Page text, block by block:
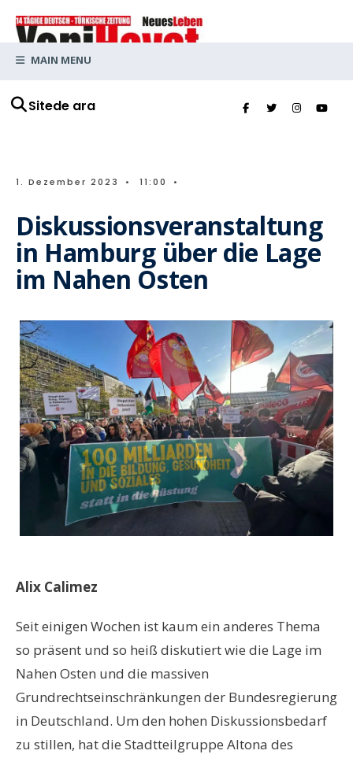
Sitede ara
MAIN MENU
1. Dezember 2023 • 11:00 •
Diskussionsveranstaltung
in Hamburg über die Lage
im Nahen Osten
Alix Calimez
Seit einigen Wochen ist kaum ein anderes Thema
so präsent und so heiß diskutiert wie die Lage im
Nahen Osten und die massiven
Grundrechtseinschränkungen der Bundesregierung
in Deutschland. Um den hohen Diskussionsbedarf
zu stillen, hat die Stadtteilgruppe Altona des